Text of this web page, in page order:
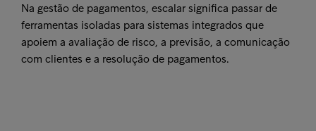
Na gestão de pagamentos, escalar significa passar de
ferramentas isoladas para sistemas integrados que
apoiem a avaliação de risco, a previsão, a comunicação
com clientes e a resolução de pagamentos.